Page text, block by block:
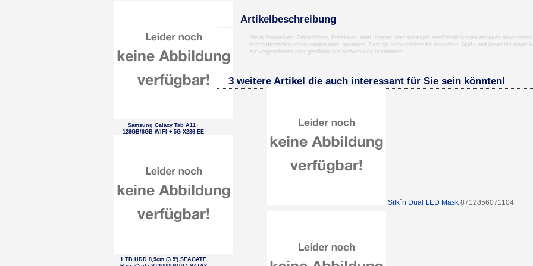
Samsung Galaxy Tab A11+
128GB/6GB WIFI + 5G X236 EE
1 TB HDD 8,9cm (3.5') SEAGATE
Artikelbeschreibung
Die in Prospekten, Zeitschriften, Preislisten, dem Internet oder sonstigen Veröffentlichungen erfolgten
Beschaffenheitsvereinbarungen oder -garantien. Dies gilt insbesondere für Aussehen, Maße und Gewichte sowie
zur vorgesehenen oder gewöhnlichen Verwendung bestimmen.
3 weitere Artikel die auch interessant für Sie sein könnten!
Silk´n Dual LED Mask 8712856071104